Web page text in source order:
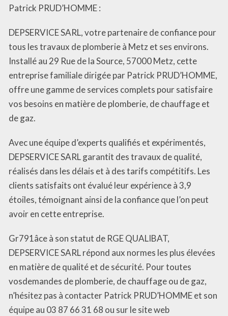
Patrick PRUD’HOMME :
DEPSERVICE SARL, votre partenaire de confiance pour
tous les travaux de plomberie à Metz et ses environs.
Installé au 29 Rue de la Source, 57000 Metz, cette
entreprise familiale dirigée par Patrick PRUD’HOMME,
offre une gamme de services complets pour satisfaire
vos besoins en matière de plomberie, de chauffage et
de gaz.
Avec une équipe d’experts qualifiés et expérimentés,
DEPSERVICE SARL garantit des travaux de qualité,
réalisés dans les délais et à des tarifs compétitifs. Les
clients satisfaits ont évalué leur expérience à 3,9
étoiles, témoignant ainsi de la confiance que l’on peut
avoir en cette entreprise.
Gr791âce à son statut de RGE QUALIBAT,
DEPSERVICE SARL répond aux normes les plus élevées
en matière de qualité et de sécurité. Pour toutes
vosdemandes de plomberie, de chauffage ou de gaz,
n’hésitez pas à contacter Patrick PRUD’HOMME et son
équipe au 03 87 66 31 68 ou sur le site web